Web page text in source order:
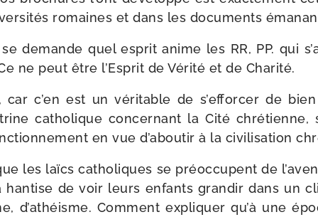
romaines et dans les docu­ments
demande quel esprit anime les RR, PP. qui
ne peut être l’Esprit de Vérité et de Charité.
car c’en est un véri­table de s’efforcer de
catho­lique concer­nant la Cité chré­tienne,
en vue d’aboutir à la civi­li­sa­tion
les laïcs catho­liques se pré­oc­cupent de
han­tise de voir leurs enfants gran­dir dans un
d’athéisme. Comment expli­quer qu’à une